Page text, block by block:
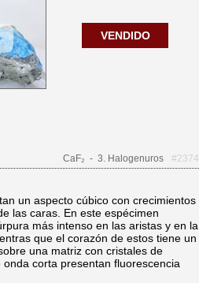
VENDIDO
CaF₂ - 3. Halogenuros
#2374
un aspecto cúbico con crecimientos
las caras. En este espécimen
más intenso en las aristas y en la
que el corazón de estos tiene un
una matriz con cristales de
corta presentan fluorescencia